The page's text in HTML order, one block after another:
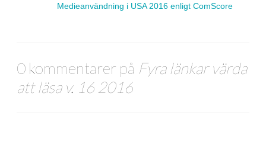
Medieanvändning i USA 2016 enligt ComScore
0 kommentarer på Fyra länkar värda
att läsa v. 16 2016